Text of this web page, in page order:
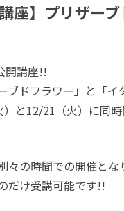
講座】プリザー
開講座!!
ブドフラワー」と「イ
）と12/21（火）に同
々の時間での開催とな
だけ受講可能です!!